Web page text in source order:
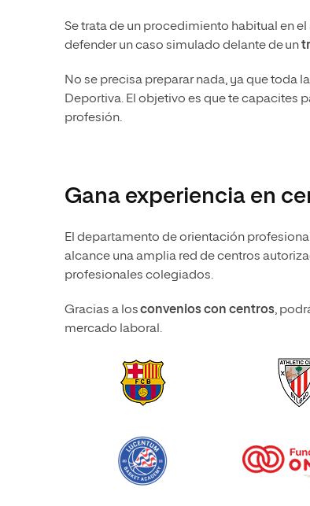
Se trata de un procedimiento habitual en
defender un caso simulado delante de un
No se precisa preparar nada, ya que toda
Deportiva. El objetivo es que te capacites
profesión.
Gana experiencia en
El departamento de orientación
alcance una amplia red de centros
profesionales colegiados.
Gracias a losconvenios con centros,
mercado laboral.